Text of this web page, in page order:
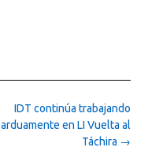
IDT continúa trabajando
arduamente en LI Vuelta al
Táchira →